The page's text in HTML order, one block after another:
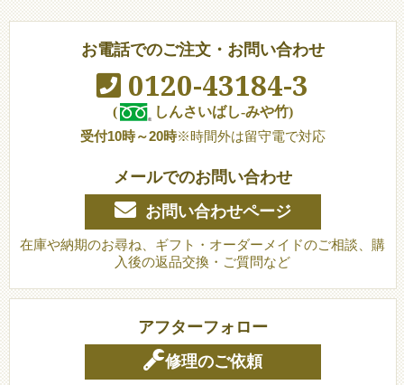
お電話でのご注文・お問い合わせ
0120-43184-3
(
しんさいばし-みや竹)
受付10時～20時※時間外は留守電で対応
メールでのお問い合わせ
お問い合わせページ
在庫や納期のお尋ね、ギフト・オーダーメイドのご相談、購
入後の返品交換・ご質問など
アフターフォロー
修理のご依頼